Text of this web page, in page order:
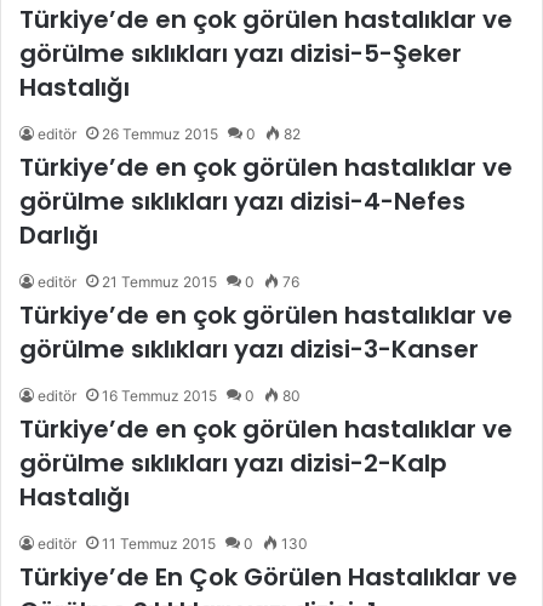
Türkiye’de en çok görülen hastalıklar ve
görülme sıklıkları yazı dizisi-5-Şeker
Hastalığı
editör 26 Temmuz 2015 0 82
Türkiye’de en çok görülen hastalıklar ve
görülme sıklıkları yazı dizisi-4-Nefes
Darlığı
editör 21 Temmuz 2015 0 76
Türkiye’de en çok görülen hastalıklar ve
görülme sıklıkları yazı dizisi-3-Kanser
editör 16 Temmuz 2015 0 80
Türkiye’de en çok görülen hastalıklar ve
görülme sıklıkları yazı dizisi-2-Kalp
Hastalığı
editör 11 Temmuz 2015 0 130
Türkiye’de En Çok Görülen Hastalıklar ve